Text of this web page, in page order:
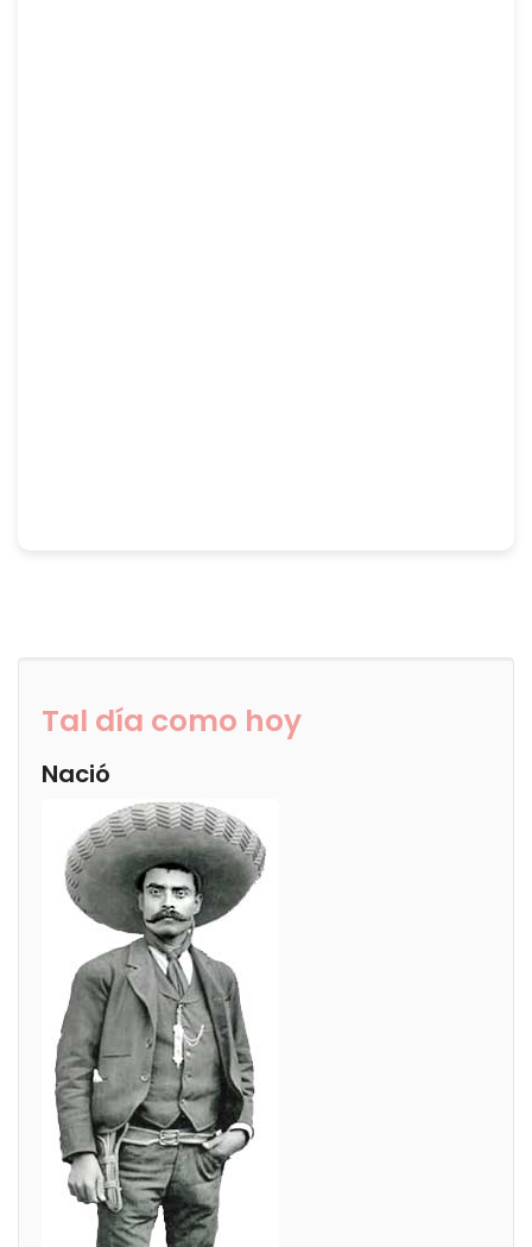
Tal día como hoy
Nació